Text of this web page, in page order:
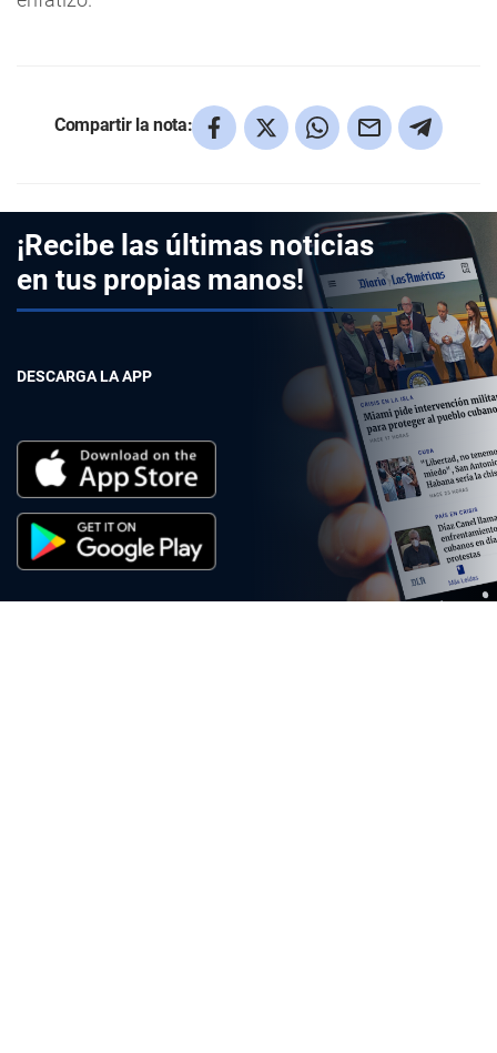
Compartir la nota:
¡Recibe las últimas noticias
en tus propias manos!
DESCARGA LA APP